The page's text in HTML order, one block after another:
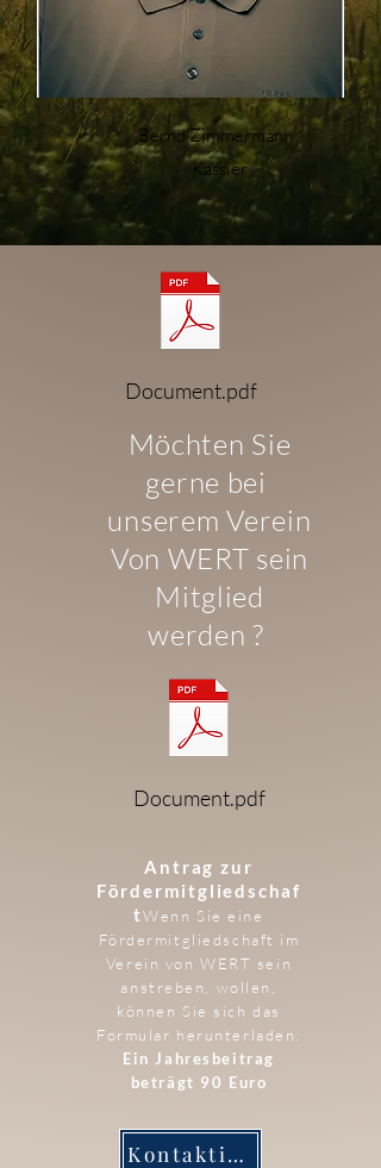
Bernd Zimmermann
Kassier
Document.pdf
Möchten Sie
gerne bei
unserem Verein
Von WERT sein
Mitglied
werden ?
Document.pdf
Antrag zur
Fördermitgliedschaf
tWenn Sie eine
Fördermitgliedschaft im
Verein von WERT sein
anstreben, wollen,
können Sie sich das
Formular herunterladen.
Ein Jahresbeitrag
beträgt 90 Euro
Kontaktieren Sie uns